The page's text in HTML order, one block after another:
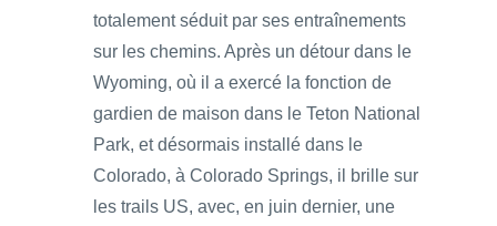
totalement séduit par ses entraînements
sur les chemins. Après un détour dans le
Wyoming, où il a exercé la fonction de
gardien de maison dans le Teton National
Park, et désormais installé dans le
Colorado, à Colorado Springs, il brille sur
les trails US, avec, en juin dernier, une